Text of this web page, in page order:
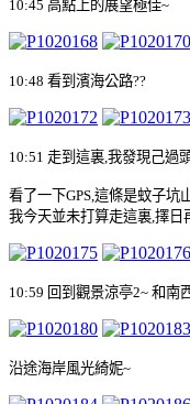
10:45 高點上的展望極佳~
10:48 看到濱海公路??
10:51 走到這裏 我發現己過
看了一下GPS, 這條是蚊子坑
我今天並未打算走這裏 擇日
10:59 回到觀景涼亭2~ 和南
沿途海岸風光綺妮~